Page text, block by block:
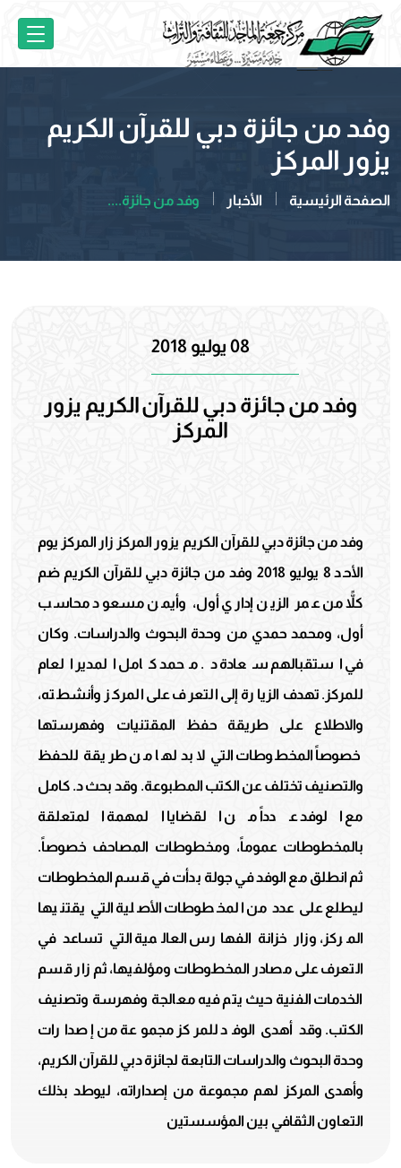
وفد من جائزة دبي للقرآن الكريم
يزور المركز
الصفحة الرئيسية الأخبار وفد من جائزة....
08 يوليو 2018
وفد من جائزة دبي للقرآن الكريم يزور
المركز
وفد من جائزة دبي للقرآن الكريم يزور المركز زار المركز يوم
الأحد 8 يوليو 2018 وفد من جائزة دبي للقرآن الكريم ضم
كلاًّ من عمر الزين إداري أول، وأيمن مسعود محاسب
أول، ومحمد حمدي من وحدة البحوث والدراسات. وكان
في استقبالهم سعادة د. محمد كامل المدير العام
للمركز. تهدف الزيارة إلى التعرف على المركز وأنشطته،
والاطلاع على طريقة حفظ المقتنيات وفهرستها
خصوصاً المخطوطات التي لا بد لها من طريقة للحفظ
والتصنيف تختلف عن الكتب المطبوعة. وقد بحث د. كامل
مع الوفد عدداً من القضايا المهمة المتعلقة
بالمخطوطات عموماً، ومخطوطات المصاحف خصوصاً.
ثم انطلق مع الوفد في جولة بدأت في قسم المخطوطات
ليطلع على عدد من المخطوطات الأصلية التي يقتنيها
المركز، وزار خزانة الفهارس العالمية التي تساعد في
التعرف على مصادر المخطوطات ومؤلفيها، ثم زار قسم
الخدمات الفنية حيث يتم فيه معالجة وفهرسة وتصنيف
الكتب. وقد أهدى الوفد للمركز مجموعة من إصدارات
وحدة البحوث والدراسات التابعة لجائزة دبي للقرآن الكريم،
وأهدى المركز لهم مجموعة من إصداراته، ليوطد بذلك
التعاون الثقافي بين المؤسستين